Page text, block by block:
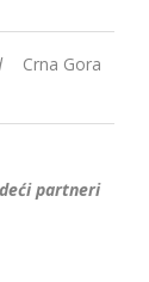
Crna Gora
partneri